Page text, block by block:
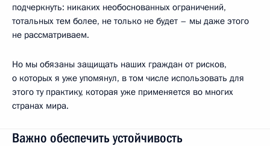
подчеркнуть: никаких необоснованных ограничений,
тотальных тем более, не только не будет – мы даже этого
не рассматриваем.
Но мы обязаны защищать наших граждан от рисков,
о которых я уже упомянул, в том числе использовать для
этого ту практику, которая уже применяется во многих
странах мира.
Важно обеспечить устойчивость